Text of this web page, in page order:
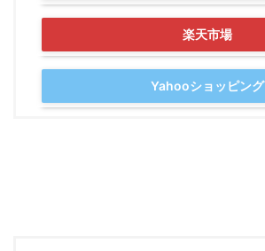
楽天市場
Yahooショッピング